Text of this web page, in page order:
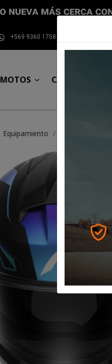
+569 9360 1758
MOTOS CASCOS
Equipamiento